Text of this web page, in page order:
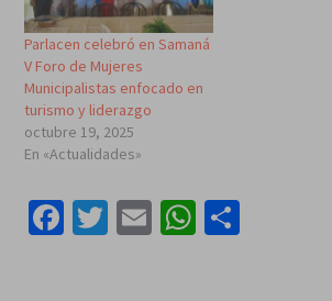
Parlacen celebró en Samaná
V Foro de Mujeres
Municipalistas enfocado en
turismo y liderazgo
octubre 19, 2025
En «Actualidades»
Facebook
Twitter
EmailWhatsApp